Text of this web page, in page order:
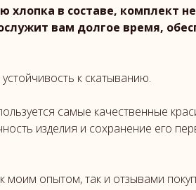
хлопка в составе, комплект
вам долгое время,
к скатыванию.
самые качественные
изделия и сохранение его
моим опытом, так и отзывами